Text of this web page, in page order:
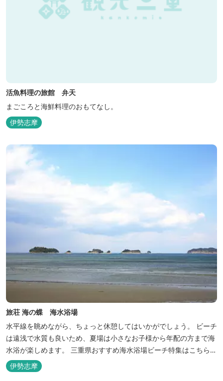
活魚料理の旅館 弁天
まごころと海鮮料理のおもてなし。
伊勢志摩
旅荘 海の蝶 海水浴場
水平線を眺めながら、ちょっと休憩してはいかがでしょう。 ビーチ
は遠浅で水質も良いため、夏場は小さなお子様から年配の方まで海
水浴が楽しめます。 三重県おすすめ海水浴場ビーチ特集はこちら
🏖三重の海水浴場ビーチ特集 プー...
伊勢志摩